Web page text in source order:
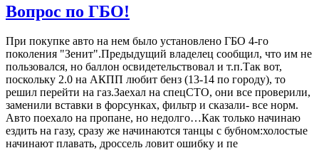
Вопрос по ГБО!
При покупке авто на нем было установлено ГБО 4-го
поколения "Зенит".Предыдущий владелец сообщил, что им не
пользовался, но баллон освидетельствовал и т.п.Так вот,
поскольку 2.0 на АКПП любит бенз (13-14 по городу), то
решил перейти на газ.Заехал на спецСТО, они все проверили,
заменили вставки в форсунках, фильтр и сказали- все норм.
Авто поехало на пропане, но недолго…Как только начинаю
ездить на газу, сразу же начинаются танцы с бубном:холостые
начинают плавать, дроссель ловит ошибку и пе